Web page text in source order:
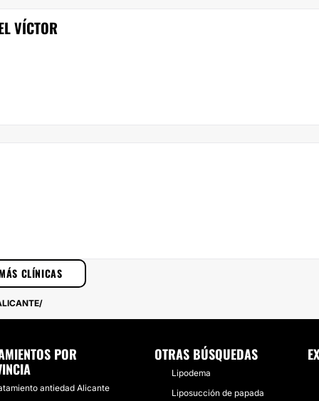
VÍCTOR
CLÍNICAS
POR
antiedad Alicante
OTRAS BÚSQUEDAS
Lipodema
Liposucción de papada